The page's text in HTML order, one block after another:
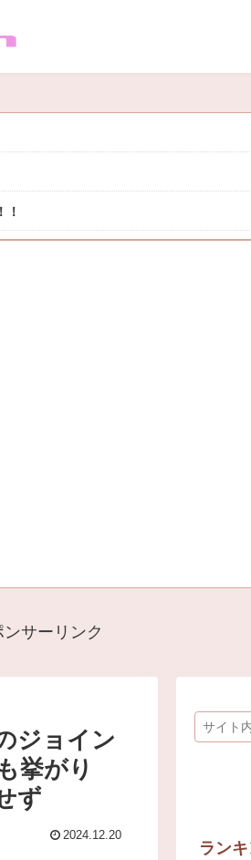
！
ンサーリンク
ジョイン
挙がり
ず
2024.12.20
ラン